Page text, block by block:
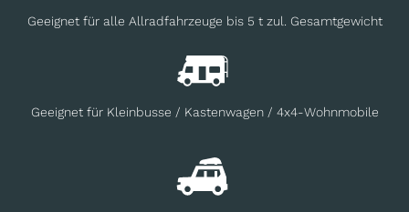
Geeignet für alle Allradfahrzeuge bis 5 t zul. Gesamtgewicht
Geeignet für Kleinbusse / Kastenwagen / 4x4-Wohnmobile